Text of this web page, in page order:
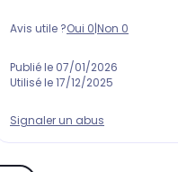
Avis utile ?Oui 0|Non 0
Publié le 07/01/2026
Utilisé le17/12/2025
Signaler un abus